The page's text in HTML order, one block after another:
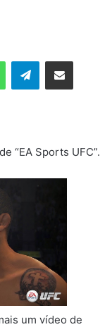
WhatsAppTelegramCompartilhar via e-mail
“EA Sports UFC”.
um vídeo de